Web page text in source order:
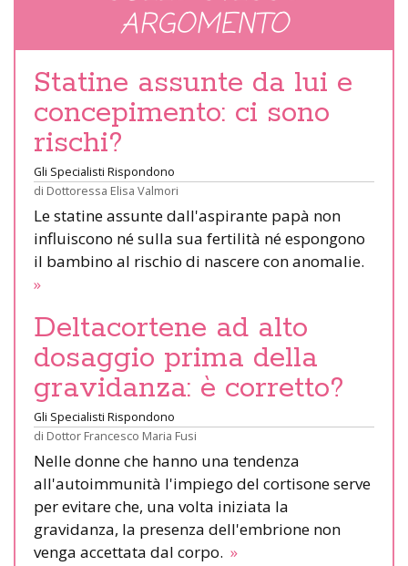
ARGOMENTO
Statine assunte da lui e
concepimento: ci sono
rischi?
Gli Specialisti Rispondono
di Dottoressa Elisa Valmori
Le statine assunte dall'aspirante papà non
influiscono né sulla sua fertilità né espongono
il bambino al rischio di nascere con anomalie.
»
Deltacortene ad alto
dosaggio prima della
gravidanza: è corretto?
Gli Specialisti Rispondono
di Dottor Francesco Maria Fusi
Nelle donne che hanno una tendenza
all'autoimmunità l'impiego del cortisone serve
per evitare che, una volta iniziata la
gravidanza, la presenza dell'embrione non
venga accettata dal corpo. »